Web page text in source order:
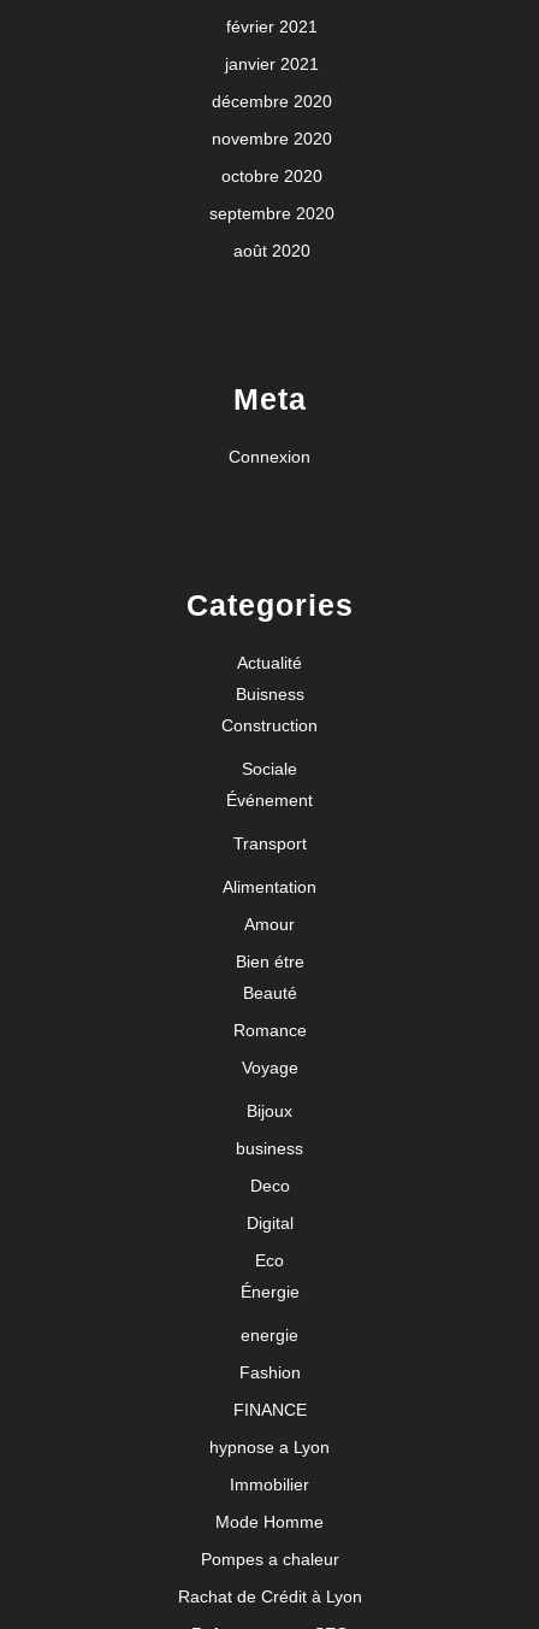
février 2021
janvier 2021
décembre 2020
novembre 2020
octobre 2020
septembre 2020
août 2020
Meta
Connexion
Categories
Actualité
Buisness
Construction
Sociale
Événement
Transport
Alimentation
Amour
Bien étre
Beauté
Romance
Voyage
Bijoux
business
Deco
Digital
Eco
Énergie
energie
Fashion
FINANCE
hypnose a Lyon
Immobilier
Mode Homme
Pompes a chaleur
Rachat de Crédit à Lyon